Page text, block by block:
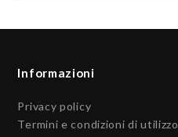
Informazioni
Privacy policy
Termini e condizioni di utilizzo